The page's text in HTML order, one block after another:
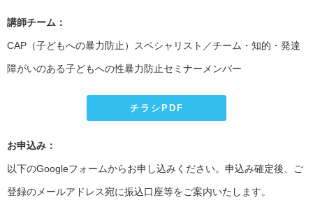
講師チーム：
CAP（子どもへの暴力防止）スペシャリスト／チーム・知的・発達
障がいのある子どもへの性暴力防止セミナーメンバー
チラシPDF
お申込み：
以下のGoogleフォームからお申し込みください。申込み確定後、ご
登録のメールアドレス宛に振込口座等をご案内いたします。